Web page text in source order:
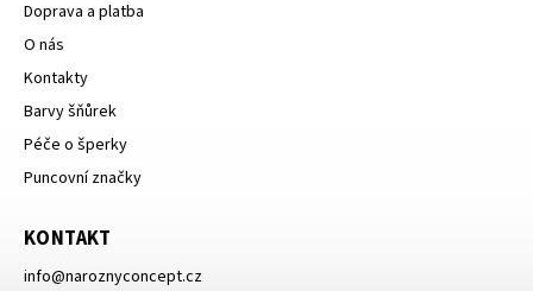
Doprava a platba
O nás
Kontakty
Barvy šňůrek
Péče o šperky
Puncovní značky
KONTAKT
info@naroznyconcept.cz